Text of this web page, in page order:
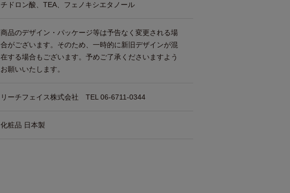
チドロン酸、TEA、フェノキシエタノール
商品のデザイン・パッケージ等は予告なく変更される場
合がございます。そのため、一時的に新旧デザインが混
在する場合もございます。予めご了承くださいますよう
お願いいたします。
リーチフェイス株式会社 TEL 06-6711-0344
化粧品 日本製